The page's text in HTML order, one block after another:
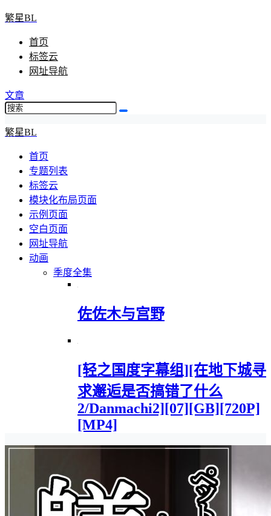
繁星BL
首页
标签云
网址导航
文章
繁星BL
首页
专题列表
标签云
模块化布局页面
示例页面
空白页面
网址导航
动画
季度全集
佐佐木与宫野
[轻之国度字幕组][在地下城寻
求邂逅是否搞错了什么
2/Danmachi2][07][GB][720P]
[MP4]